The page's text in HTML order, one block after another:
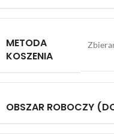
METODA
KOSZENIA
OBSZAR ROBOCZY